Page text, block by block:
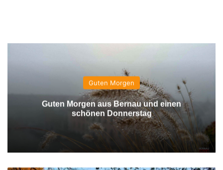
Guten Morgen
Guten Morgen aus Bernau und einen
schönen Donnerstag